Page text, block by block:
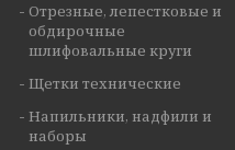
Отрезные, лепестковые и
обдирочные
шлифовальные круги
Щетки технические
Напильники, надфили и
наборы